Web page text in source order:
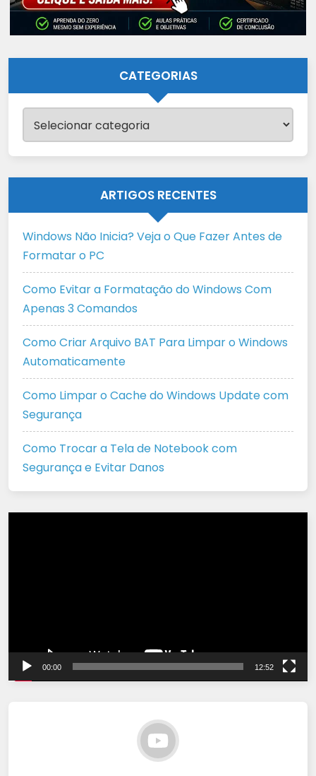
CATEGORIAS
ARTIGOS RECENTES
Windows Não Inicia? Veja o Que Fazer Antes de
Formatar o PC
Como Evitar a Formatação do Windows Com
Apenas 3 Comandos
Como Criar Arquivo BAT Para Limpar o Windows
Automaticamente
Como Limpar o Cache do Windows Update com
Segurança
Como Trocar a Tela de Notebook com
Segurança e Evitar Danos
00:00 12:52